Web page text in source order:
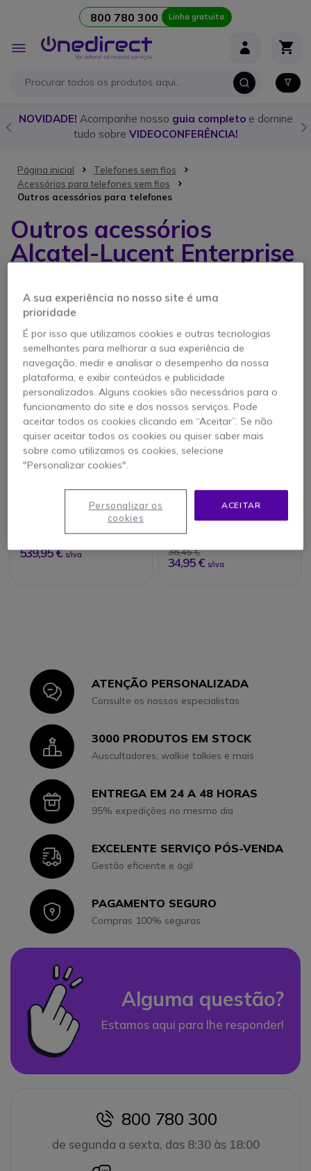
800 780 300 Linha gratuita
Alternar
Nav
NOVIDADE! Acompanhe nosso guia completoe domine
tudo sobre VIDEOCONFERÊNCIA!
Página inicial
Telefones sem fios
Acessórios para telefones sem fios
Outros acessórios para telefones
Outros acessórios
Alcatel-Lucent Enterprise
2 artigos
Alcatel-Lucent 8378
DECT IP-xBS
539,95 € s/iva
Alcatel-Lucent - Bolsa
para 8254 DECT
38,45 €
34,95 € s/iva
IconATENÇÃO PERSONALIZADA
Consulte os nossos especialistas
Icon3000 PRODUTOS EM STOCK
Auscultadores, walkie talkies e mais
IconENTREGA EM 24 A 48 HORAS
95% expedições no mesmo dia
IconEXCELENTE SERVIÇO PÓS-VENDA
Gestão eficiente e ágil
IconPAGAMENTO SEGURO
Compras 100% seguras
Alguma questão?
Estamos aqui para lhe responder!
icon
800 780 300
de segunda a sexta, das 8:30 às 18:00
A sua experiência no nosso site é uma
prioridade
É por isso que utilizamos cookies e outras tecnologias
semelhantes para melhorar a sua experiência de
navegação, medir e analisar o desempenho da nossa
plataforma, e exibir conteúdos e publicidade
personalizados. Alguns cookies são necessários para o
funcionamento do site e dos nossos serviços. Pode
aceitar todos os cookies clicando em “Aceitar”. Se não
quiser aceitar todos os cookies ou quiser saber mais
sobre como utilizamos os cookies, selecione
"Personalizar cookies".
ACEITAR
Personalizar os
cookies